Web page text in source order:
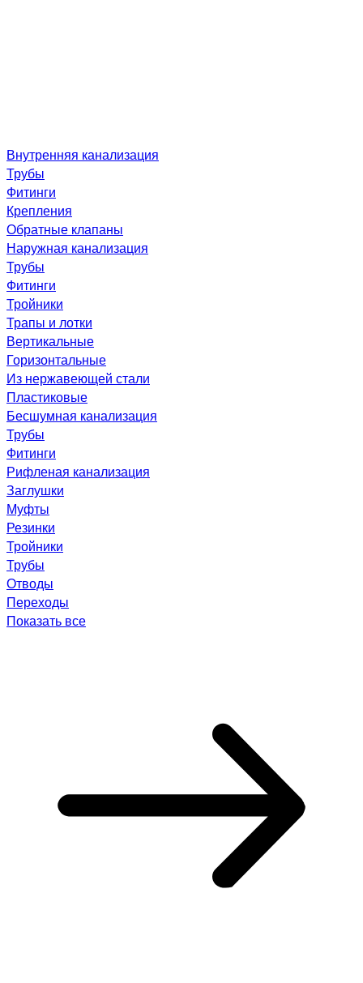
Внутренняя канализация
Трубы
Фитинги
Крепления
Обратные клапаны
Наружная канализация
Трубы
Фитинги
Тройники
Трапы и лотки
Вертикальные
Горизонтальные
Из нержавеющей стали
Пластиковые
Бесшумная канализация
Трубы
Фитинги
Рифленая канализация
Заглушки
Муфты
Резинки
Тройники
Трубы
Отводы
Переходы
Показать все